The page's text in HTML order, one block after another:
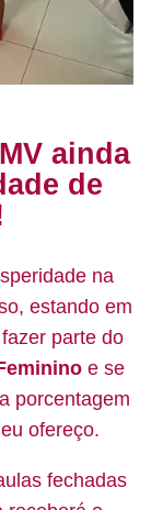
ainda
de
na
estando em
parte do
e se
porcentagem
ofereço.
fechadas